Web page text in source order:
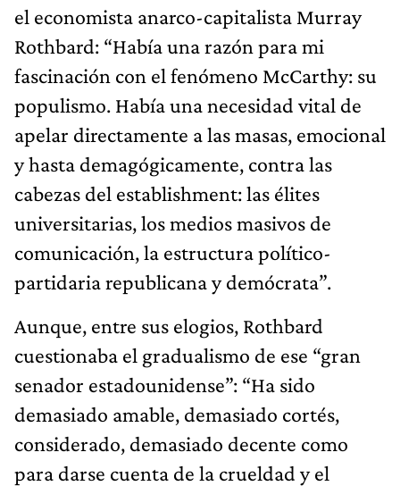
el economista anarco-capitalista Murray
Rothbard: “Había una razón para mi
fascinación con el fenómeno McCarthy: su
populismo. Había una necesidad vital de
apelar directamente a las masas, emocional
y hasta demagógicamente, contra las
cabezas del establishment: las élites
universitarias, los medios masivos de
comunicación, la estructura político-
partidaria republicana y demócrata”.
Aunque, entre sus elogios, Rothbard
cuestionaba el gradualismo de ese “gran
senador estadounidense”: “Ha sido
demasiado amable, demasiado cortés,
considerado, demasiado decente como
para darse cuenta de la crueldad y el